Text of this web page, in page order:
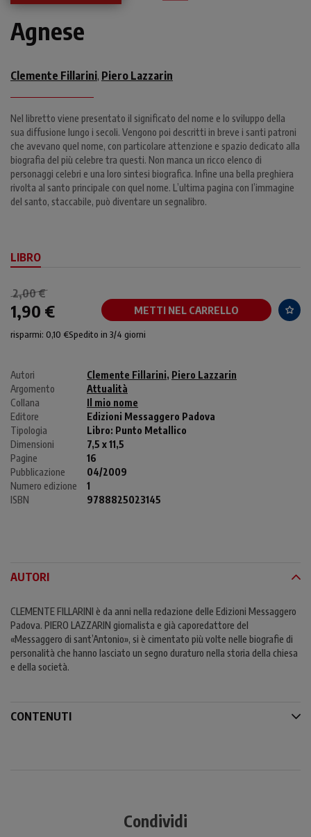
Agnese
Clemente Fillarini, Piero Lazzarin
Nel libretto viene presentato il significato del nome e lo sviluppo della
sua diffusione lungo i secoli. Vengono poi descritti in breve i santi patroni
che avevano quel nome, con particolare attenzione e spazio dedicato alla
biografia del più celebre tra questi. Non manca un ricco elenco di
personaggi celebri e una loro sintesi biografica. Infine una bella preghiera
rivolta al santo principale con quel nome. L’ultima pagina con l’immagine
del santo, staccabile, può diventare un segnalibro.
LIBRO
2,00 €
1,90 € METTI NEL CARRELLO
risparmi: 0,10 €Spedito in 3/4 giorni
Autori Clemente Fillarini, Piero Lazzarin
Argomento
Attualità
Collana
Il mio nome
Editore
Edizioni Messaggero Padova
Tipologia
Libro: Punto Metallico
Dimensioni
7,5 x 11,5
Pagine
16
Pubblicazione
04/2009
Numero edizione
1
ISBN
9788825023145
AUTORI
CLEMENTE FILLARINI è da anni nella redazione delle Edizioni Messaggero
Padova. PIERO LAZZARIN giornalista e già caporedattore del
«Messaggero di sant’Antonio», si è cimentato più volte nelle biografie di
personalità che hanno lasciato un segno duraturo nella storia della chiesa
e della società.
CONTENUTI
Condividi